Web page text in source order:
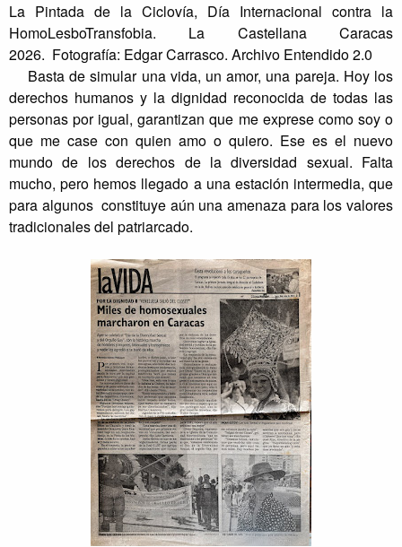
La Pintada de la Ciclovía, Día Internacional contra la
HomoLesboTransfobia. La Castellana Caracas
2026. Fotografía: Edgar Carrasco. Archivo Entendido 2.0
Basta de simular una vida, un amor, una pareja. Hoy los
derechos humanos y la dignidad reconocida de todas las
personas por igual, garantizan que me exprese como soy o
que me case con quien amo o quiero. Ese es el nuevo
mundo de los derechos de la diversidad sexual. Falta
mucho, pero hemos llegado a una estación intermedia, que
para algunos constituye aún una amenaza para los valores
tradicionales del patriarcado.